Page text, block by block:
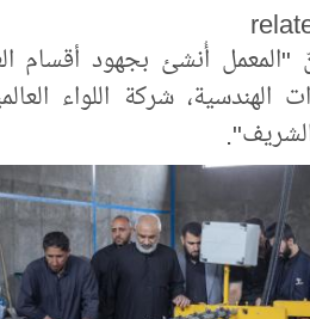
"المعمل أُنشئ بجهود أقسام
الهندسية، شركة اللواء